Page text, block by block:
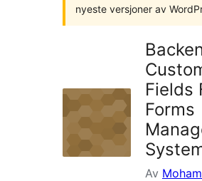
nyeste versjoner av
Fields
Forms
Av